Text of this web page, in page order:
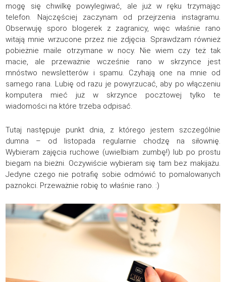
mogę się chwilkę powylegiwać, ale już w ręku trzymając
telefon. Najczęściej zaczynam od przejrzenia instagramu.
Obserwuję sporo blogerek z zagranicy, więc właśnie rano
witają mnie wrzucone przez nie zdjęcia. Sprawdzam również
pobieżnie maile otrzymane w nocy. Nie wiem czy też tak
macie, ale przeważnie wcześnie rano w skrzynce jest
mnóstwo newsletterów i spamu. Czyhają one na mnie od
samego rana. Lubię od razu je powyrzucać, aby po włączeniu
komputera mieć już w skrzynce pocztowej tylko te
wiadomości na które trzeba odpisać.
Tutaj następuje punkt dnia, z którego jestem szczególnie
dumna – od listopada regularnie chodzę na siłownię.
Wybieram zajęcia ruchowe (uwielbiam zumbę!) lub po prostu
biegam na bieżni. Oczywiście wybieram się tam bez makijażu.
Jedyne czego nie potrafię sobie odmówić to pomalowanych
paznokci. Przeważnie robię to właśnie rano. :)